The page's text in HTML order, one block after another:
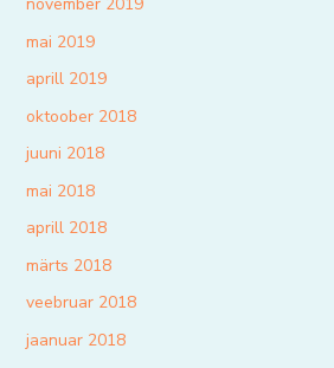
november 2019
mai 2019
aprill 2019
oktoober 2018
juuni 2018
mai 2018
aprill 2018
märts 2018
veebruar 2018
jaanuar 2018